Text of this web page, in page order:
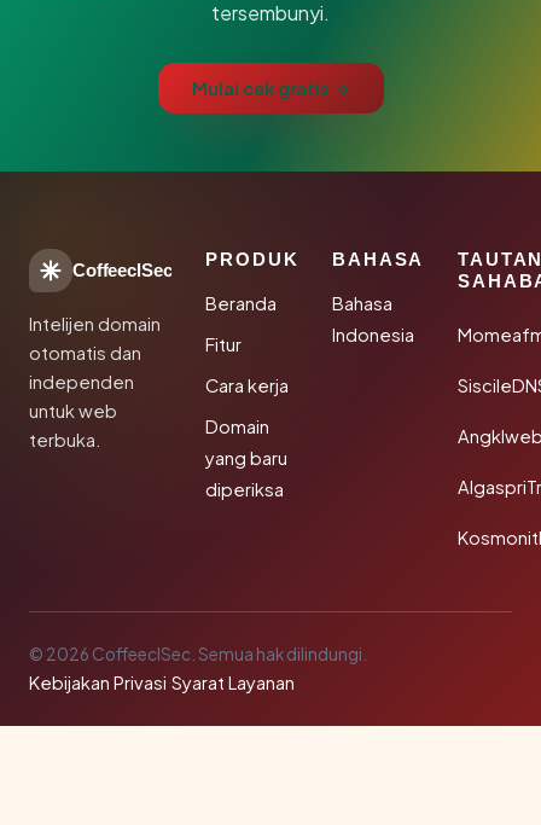
tersembunyi.
Mulai cek gratis →
CoffeeclSec
Intelijen domain
otomatis dan
independen
untuk web
terbuka.
PRODUK
Beranda
Fitur
Cara kerja
Domain
yang baru
diperiksa
BAHASA
Bahasa
Indonesia
© 2026 CoffeeclSec. Semua hak dilindungi.
Kebijakan Privasi·Syarat Layanan